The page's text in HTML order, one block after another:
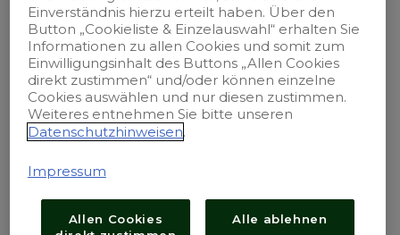
Impressum
Kontakt
Sitemap
Einverständnis hierzu erteilt haben. Über den
Button „Cookieliste & Einzelauswahl“ erhalten Sie
Informationen zu allen Cookies und somit zum
Einwilligungsinhalt des Buttons „Allen Cookies
direkt zustimmen“ und/oder können einzelne
Cookies auswählen und nur diesen zustimmen.
Weiteres entnehmen Sie bitte unseren
Datenschutzhinweisen.
Impressum
Allen Cookies
Alle ablehnen